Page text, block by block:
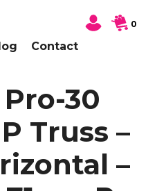
Contact
0
Pro-30
Truss –
–